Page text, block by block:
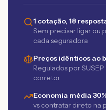
1 cotação, 18
Sem precisar ligar ou
cada seguradora
Preços idênticos ao
Regulados por
corretor
Economia média
vs contratar direto na